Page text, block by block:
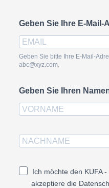
Geben Sie Ihre E-Mail-
Geben Sie bitte Ihre E-Mail-
abc@xyz.com.
Geben Sie Ihren
Ich möchte den KUFA
akzeptiere die